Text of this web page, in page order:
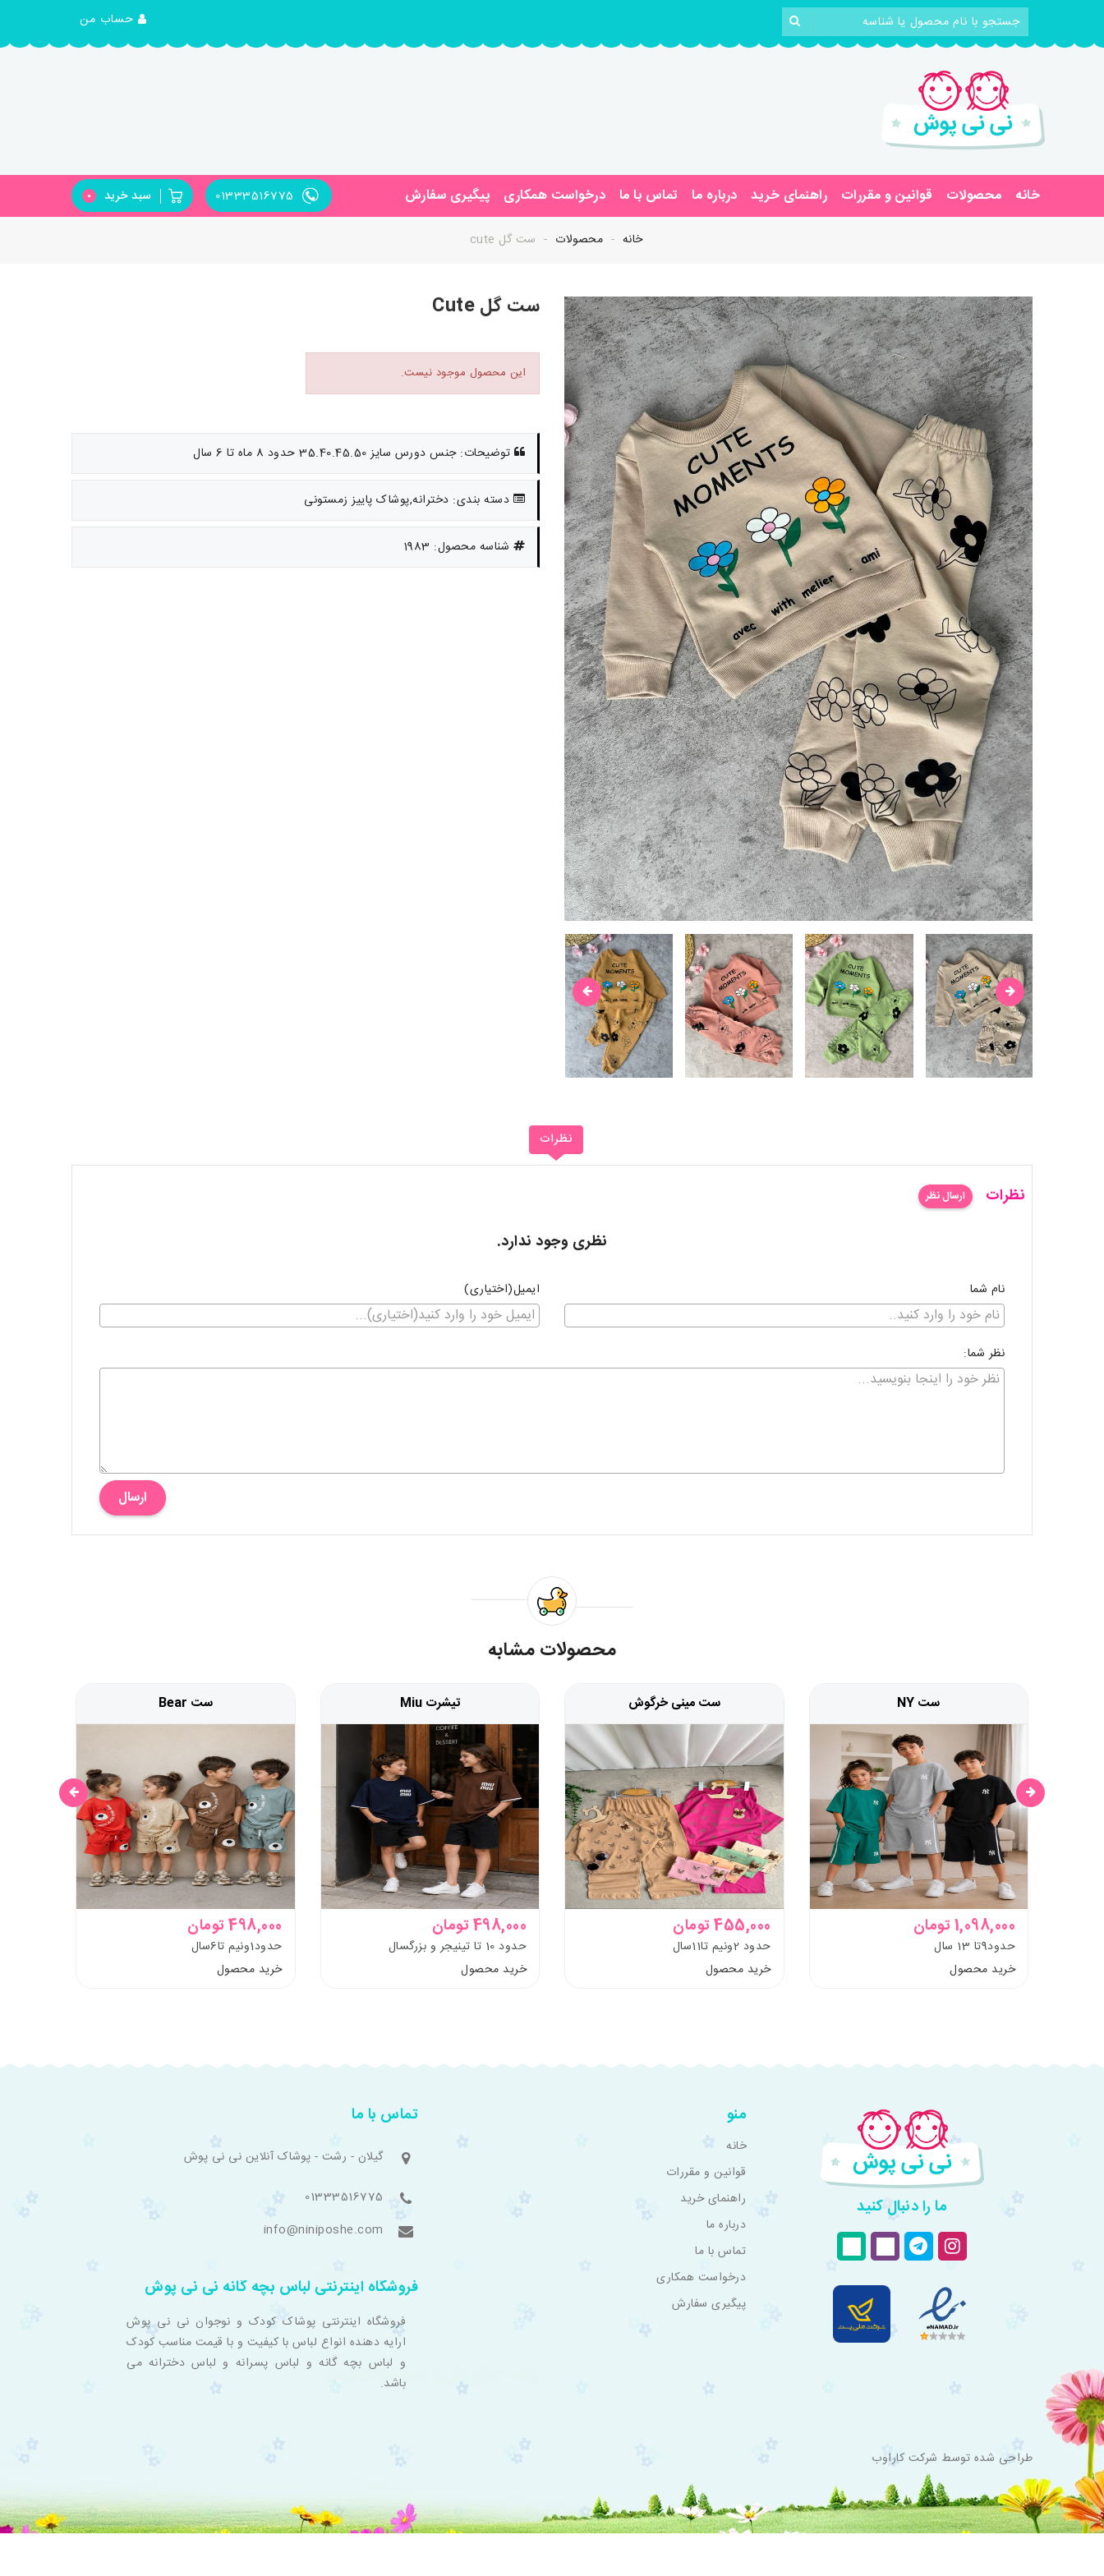
حساب من
خانه محصولات قوانین و مقررات راهنمای خرید درباره ما تماس با ما درخواست همکاری پیگیری سفارش سبد خرید 0 01333516775
خانه محصولات ست گل cute
ست گل Cute
این محصول موجود نیست.
توضیحات: جنس دورس سایز 35.40.45.50 حدود 8 ماه تا 6 سال
دسته بندی: دخترانه,پوشاک پاییز زمستونی
شناسه محصول: 1983
نظرات
نظرات ارسال نظر
نظری وجود ندارد.
نام شما ایمیل(اختیاری)
نظر شما:
ارسال
محصولات مشابه
ست NY
1,098,000 تومان
حدود9تا 13 سال
خرید محصول
ست مینی خرگوش
455,000 تومان
حدود 2ونیم تا11سال
خرید محصول
تیشرت Miu
498,000 تومان
حدود 10 تا تینیجر و بزرگسال
خرید محصول
ست Bear
498,000 تومان
حدود1ونیم تا6سال
خرید محصول
ما را دنبال کنید
منو
خانه
قوانین و مقررات
راهنمای خرید
درباره ما
تماس با ما
درخواست همکاری
پیگیری سفارش
تماس با ما
گیلان - رشت - پوشاک آنلاین نی نی پوش
01333516775
info@niniposhe.com
فروشگاه اینترنتی لباس بچه گانه نی نی پوش
فروشگاه اینترنتی پوشاک کودک و نوجوان نی نی پوش
ارایه دهنده انواع لباس با کیفیت و با قیمت مناسب کودک
و لباس بچه گانه و لباس پسرانه و لباس دخترانه می
باشد.
طراحی شده توسط شرکت کاراوب